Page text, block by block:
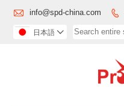
 info@spd-china.com 
日本語 